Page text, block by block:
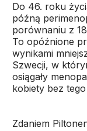
Do 46. roku
późną
porównaniu z
To opóźnione
wynikami
Szwecji, w
osiągały
kobiety bez
Zdaniem